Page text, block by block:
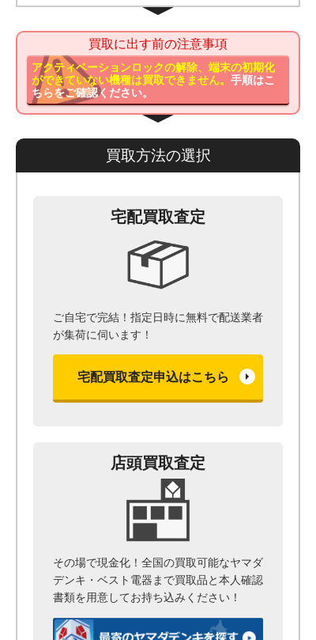
買取に出す前の注意事項
アクティベーションロックの解除、端末の初期化
ができていない機種は買取できません。手順はこ
ちらをご確認ください。
買取方法の選択
宅配買取査定
ご自宅で完結！指定日時に無料で配送業者
が集荷に伺います！
宅配買取査定申込はこちら
店頭買取査定
その場で現金化！全国の買取可能なヤマダ
デンキ・ベスト電器まで買取品と本人確認
書類を用意してお持ち込みください！